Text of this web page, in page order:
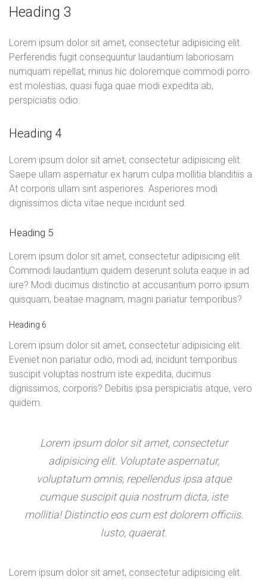
Heading 3
Lorem ipsum dolor sit amet, consectetur adipisicing elit.
Perferendis fugit consequuntur laudantium laboriosam
numquam repellat, minus hic doloremque commodi porro
est molestias, quasi fuga quae modi expedita ab,
perspiciatis odio.
Heading 4
Lorem ipsum dolor sit amet, consectetur adipisicing elit.
Saepe ullam aspernatur ex harum culpa mollitia blanditiis a.
At corporis ullam sint asperiores. Asperiores modi
dignissimos dicta vitae neque incidunt sed.
Heading 5
Lorem ipsum dolor sit amet, consectetur adipisicing elit.
Commodi laudantium quidem deserunt soluta eaque in ad
iure? Modi ducimus distinctio at accusantium porro ipsum
quisquam, beatae magnam, magni pariatur temporibus?
Heading 6
Lorem ipsum dolor sit amet, consectetur adipisicing elit.
Eveniet non pariatur odio, modi ad, incidunt temporibus
suscipit voluptas nostrum iste expedita, ducimus
dignissimos, corporis? Debitis ipsa perspiciatis atque, vero
quidem.
Lorem ipsum dolor sit amet, consectetur
adipisicing elit. Voluptate aspernatur,
voluptatum omnis, repellendus ipsa atque
cumque suscipit quia nostrum dicta, iste
mollitia! Distinctio eos cum est dolorem officiis.
Iusto, quaerat.
Lorem ipsum dolor sit amet, consectetur adipisicing elit.